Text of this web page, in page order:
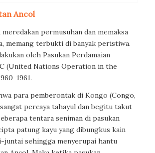
Ancol
meredakan permusuhan dan memaksa
memang terbukti di banyak peristiwa.
oleh Pasukan Perdamaian
(United Nations Operation in the
1961.
para pemberontak di Kongo (Congo,
percaya tahayul dan begitu takut
tentara seniman di pasukan
patung kayu yang dibungkus kain
juntai sehingga menyerupai hantu